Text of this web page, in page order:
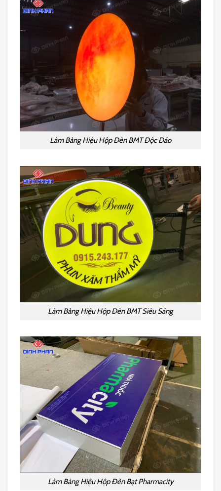
Làm Bảng Hiệu Hộp Đèn BMT Độc Đáo
Làm Bảng Hiệu Hộp Đèn BMT Siêu Sáng
Làm Bảng Hiệu Hộp Đèn Bạt Pharmacity